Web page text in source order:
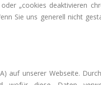
„cookies deaktivieren
Sie uns generell nicht
auf unserer Webseite.